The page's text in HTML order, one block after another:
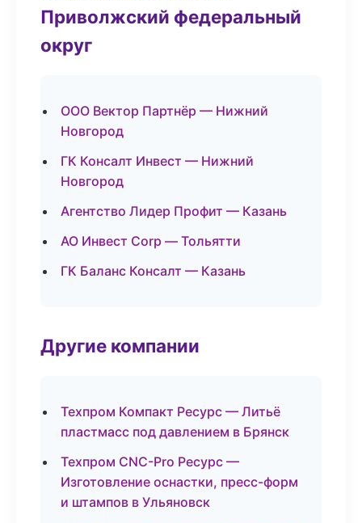
Приволжский федеральный
округ
ООО Вектор Партнёр — Нижний
Новгород
ГК Консалт Инвест — Нижний
Новгород
Агентство Лидер Профит — Казань
АО Инвест Corp — Тольятти
ГК Баланс Консалт — Казань
Другие компании
Техпром Компакт Ресурс — Литьё
пластмасс под давлением в Брянск
Техпром CNC-Pro Ресурс —
Изготовление оснастки, пресс-форм
и штампов в Ульяновск